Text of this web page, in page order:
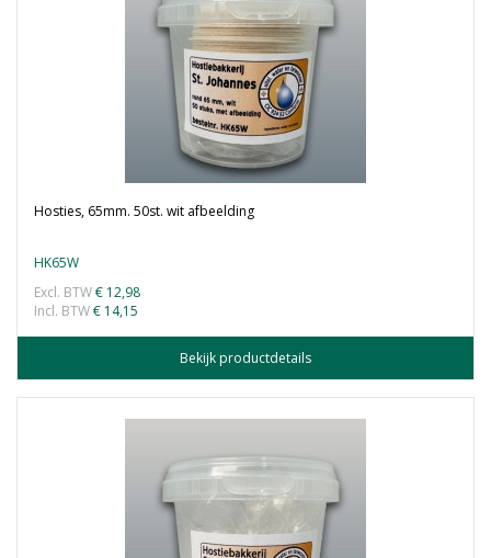
Hosties, 65mm. 50st. wit afbeelding
HK65W
Excl. BTW€ 12,98
Incl. BTW€ 14,15
Bekijk productdetails